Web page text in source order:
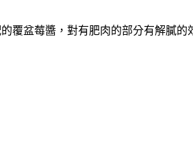
覆盆莓醬，對有肥肉的部分有解膩的